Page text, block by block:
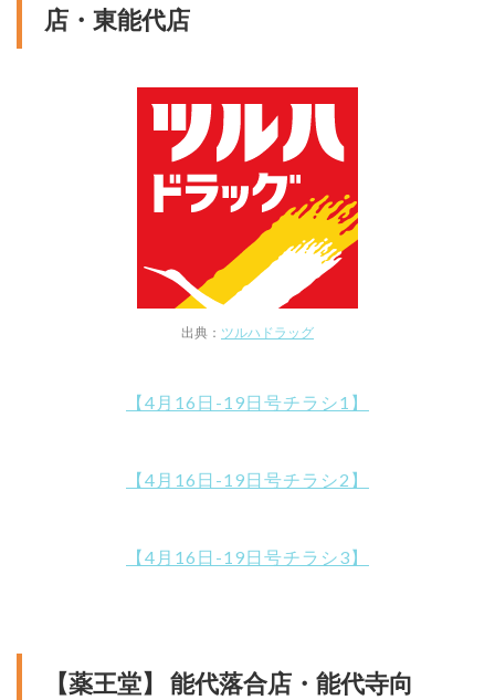
店・東能代店
出典： ツルハドラッグ
【4月16日-19日号チラシ1】
【4月16日-19日号チラシ2】
【4月16日-19日号チラシ3】
【薬王堂】 能代落合店・能代寺向